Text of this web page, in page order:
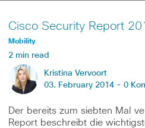
Cisco Security Report
Mobility
2 min read
Kristina Vervoort
03. February 2014 - 0
Der bereits zum siebten Mal
Report beschreibt die